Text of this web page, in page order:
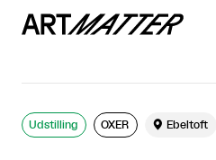
Udstilling OXER  Ebeltoft